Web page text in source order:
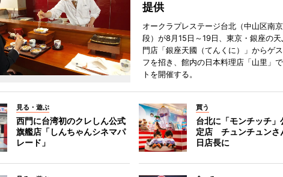
提供
オークラプレステージ台北（中山区南
段）が8月15日～19日、東京・銀座の天
門店「銀座天國（てんくに）」からゲ
フを招き、館内の日本料理店「山里」
トを開催する。
見る・遊ぶ
西門に台湾初のクレしん公式
旗艦店「しんちゃんシネマパ
レード」
買う
台北に「モンチッチ」
定店 チュンチュンさ
日店長に